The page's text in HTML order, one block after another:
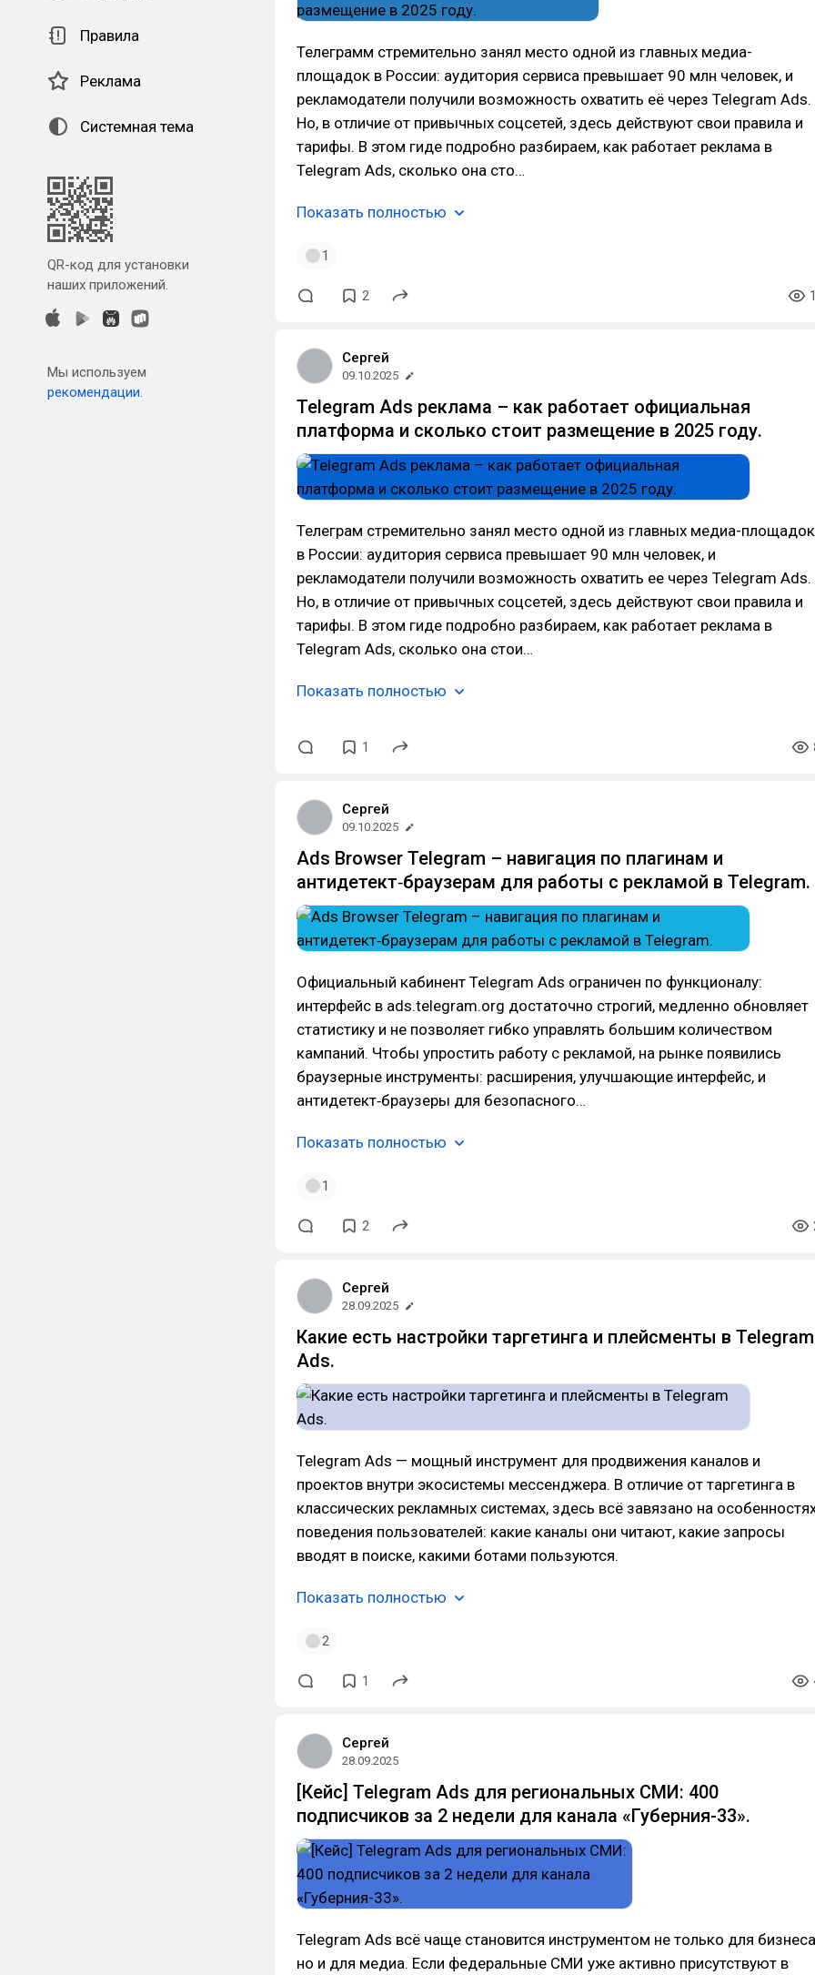
Правила
Реклама
Системная тема
QR-код для установки
наших приложений.
Мы используем
рекомендации.
Телеграмм стремительно занял место одной из главных медиа-
площадок в России: аудитория сервиса превышает 90 млн человек, и
рекламодатели получили возможность охватить её через Telegram Ads.
Но, в отличие от привычных соцсетей, здесь действуют свои правила и
тарифы. В этом гиде подробно разбираем, как работает реклама в
Telegram Ads, сколько она сто…
Показать полностью
1
2
Сергей
09.10.2025
Telegram Ads реклама – как работает официальная
платформа и сколько стоит размещение в 2025 году.
Телеграм стремительно занял место одной из главных медиа-площадок
в России: аудитория сервиса превышает 90 млн человек, и
рекламодатели получили возможность охватить ее через Telegram Ads.
Но, в отличие от привычных соцсетей, здесь действуют свои правила и
тарифы. В этом гиде подробно разбираем, как работает реклама в
Telegram Ads, сколько она стои…
Показать полностью
1
Сергей
09.10.2025
Ads Browser Telegram – навигация по плагинам и
антидетект‑браузерам для работы с рекламой в Telegram.
Официальный кабинент Telegram Ads ограничен по функционалу:
интерфейс в ads.telegram.org достаточно строгий, медленно обновляет
статистику и не позволяет гибко управлять большим количеством
кампаний. Чтобы упростить работу с рекламой, на рынке появились
браузерные инструменты: расширения, улучшающие интерфейс, и
антидетект‑браузеры для безопасного…
Показать полностью
1
2
Сергей
28.09.2025
Какие есть настройки таргетинга и плейсменты в Telegram
Ads.
Telegram Ads — мощный инструмент для продвижения каналов и
проектов внутри экосистемы мессенджера. В отличие от таргетинга в
классических рекламных системах, здесь всё завязано на
поведения пользователей: какие каналы они читают, какие запросы
вводят в поиске, какими ботами пользуются.
Показать полностью
2
1
Сергей
28.09.2025
[Кейс] Telegram Ads для региональных СМИ: 400
подписчиков за 2 недели для канала «Губерния-33».
Telegram Ads всё чаще становится инструментом не только для
но и для медиа. Если федеральные СМИ уже активно присутствуют в